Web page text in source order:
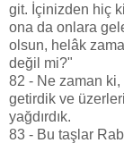
git. İçinizden hiç
ona da onlara
olsun, helâk
değil mi?"
82 - Ne zaman ki,
getirdik ve
yağdırdık.
83 - Bu taşlar